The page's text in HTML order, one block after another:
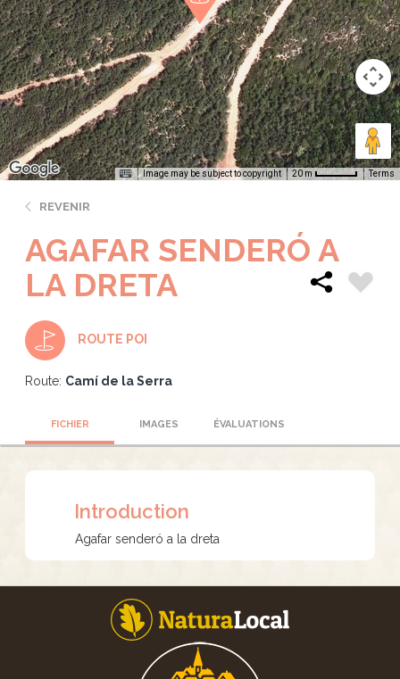
Image may be subject to copyright 20 m Terms
REVENIR
AGAFAR SENDERÓ A
LA DRETA
ROUTE POI
Route: Camí de la Serra
FICHIER IMAGES ÉVALUATIONS
Introduction
Agafar senderó a la dreta